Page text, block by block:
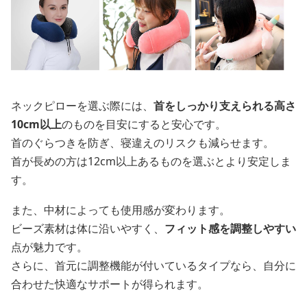
ネックピローを選ぶ際には、 首をしっかり支えられる高さ
10cm以上のものを目安にすると安心です。
首のぐらつきを防ぎ、寝違えのリスクも減らせます。
首が長めの方は12cm以上あるものを選ぶとより安定しま
す。
また、中材によっても使用感が変わります。
ビーズ素材は体に沿いやすく、 フィット感を調整しやすい
点が魅力です。
さらに、首元に調整機能が付いているタイプなら、自分に
合わせた快適なサポートが得られます。